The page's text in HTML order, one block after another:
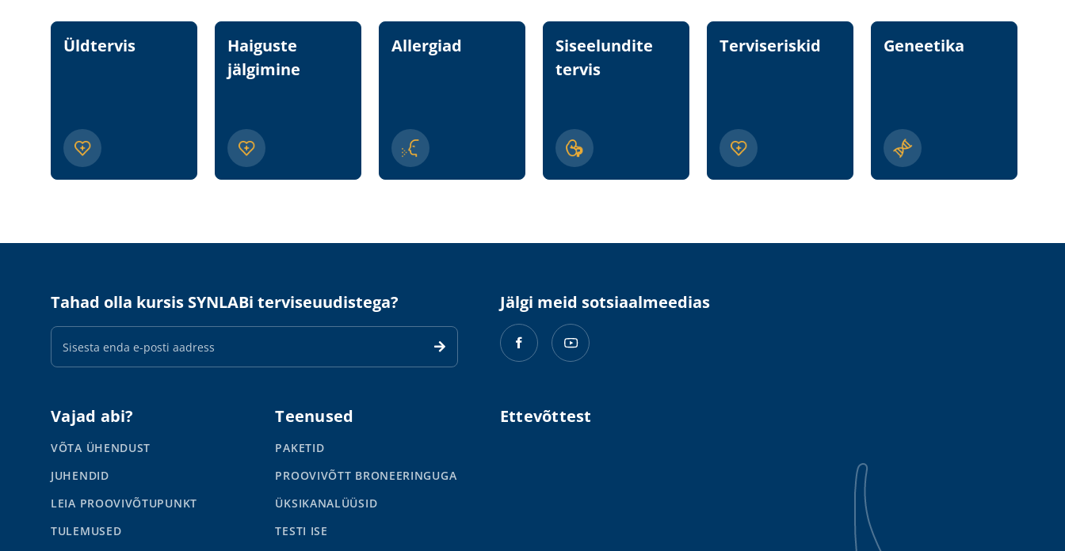
Üldtervis
Haiguste
jälgimine
Allergiad
Siseelundite
tervis
Terviseriskid Geneetika
Tahad olla kursis SYNLABi terviseuudistega?
E-
maili
aadress
Jälgi meid sotsiaalmeedias
Vajad abi?
VÕTA ÜHENDUST
JUHENDID
LEIA PROOVIVÕTUPUNKT
TULEMUSED
Teenused
PAKETID
PROOVIVÕTT BRONEERINGUGA
ÜKSIKANALÜÜSID
TESTI ISE
Ettevõttest